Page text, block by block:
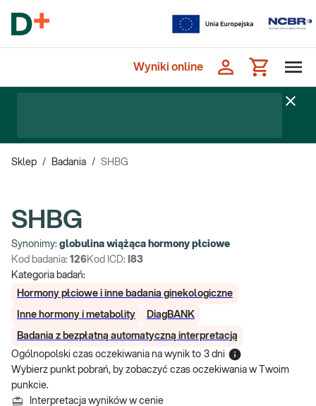
Wyniki online
Sklep / Badania / SHBG
SHBG
Synonimy: globulina wiążąca hormony płciowe
Kod badania: 126Kod ICD: I83
Kategoria badań:
Hormony płciowe i inne badania ginekologiczne
Inne hormony i metabolity DiagBANK
Badania z bezpłatną automatyczną interpretacją
Ogólnopolski czas oczekiwania na wynik to 3 dni
Wybierz punkt pobrań, by zobaczyć czas oczekiwania w Twoim
punkcie.
Interpretacja wyników w cenie